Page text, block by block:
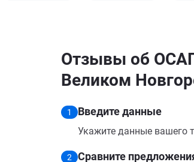
Отзывы об
Великом
1 Введите данные
Укажите данные вашего
2 Сравните